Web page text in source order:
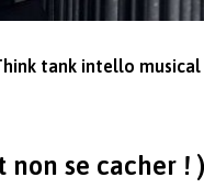
tank intello musical
se cacher ! )